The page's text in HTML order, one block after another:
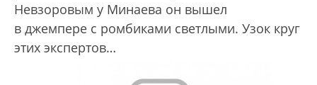
Невзоровым у Минаева он вышел
в джемпере с ромбиками светлыми. Узок круг
этих экспертов…